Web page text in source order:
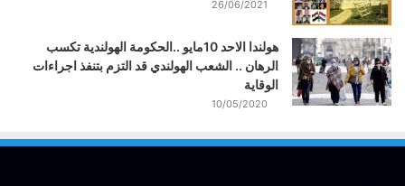
26/06/2021
هولندا الاحد 10مايو ..الحكومة الهولندية تكسب
الرهان .. الشعب الهولندي قد التزم بتنفذ اجراءات
الوقاية
10/05/2020